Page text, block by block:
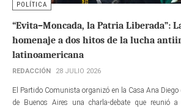
POLÍTICA
“Evita–Moncada, la Patria Liberada”:
homenaje a dos hitos de la lucha
latinoamericana
REDACCIÓN 28 JULIO 2026
El Partido Comunista organizó en la Casa Ana
de Buenos Aires una charla-debate que reunió a